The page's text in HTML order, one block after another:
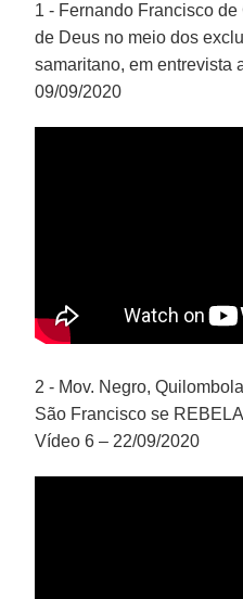
1 - Fernando Francisco
de Deus no meio dos
samaritano, em entrevista
09/09/2020
2 - Mov. Negro,
São Francisco se
Vídeo 6 – 22/09/2020